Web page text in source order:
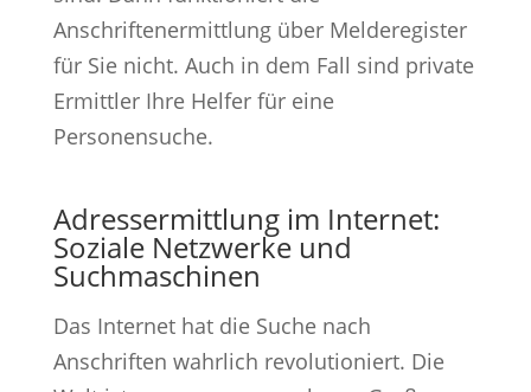
Anschriftenermittlung über Melderegister
für Sie nicht. Auch in dem Fall sind private
Ermittler Ihre Helfer für eine
Personensuche.
Adressermittlung im Internet:
Soziale Netzwerke und
Suchmaschinen
Das Internet hat die Suche nach
Anschriften wahrlich revolutioniert. Die